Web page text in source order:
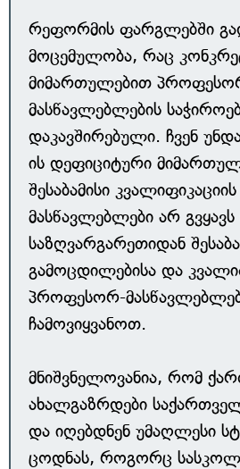
რეფორმის ფარგლებში
მოცემულობა, რაც
მიმართულებით
მასწავლებლების
დაკავშირებული. ჩვენ
ის დეფიციტური
შესაბამისი
მასწავლებლები არ
საზღვარგარეთიდან
გამოცდილებისა და
პროფესორ-
ჩამოვიყვანოთ.
მნიშვნელოვანია, რომ
ახალგაზრდები
და იღებდნენ უმაღლესი
ცოდნას, როგორც